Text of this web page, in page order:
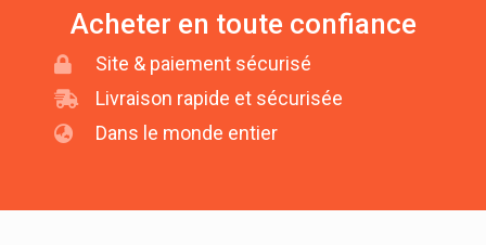
Acheter en toute confiance
Site & paiement sécurisé
Livraison rapide et sécurisée
Dans le monde entier